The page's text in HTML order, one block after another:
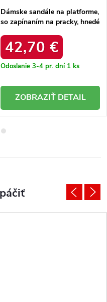
Dámske sandále na platforme,
so zapínaním na pracky, hnedé
BRĄZOWY
42,70 €
Odoslanie 3-4 pr. dní 1 ks
DETAIL